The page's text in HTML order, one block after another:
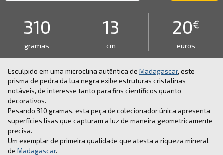
310
gramas
13
cm
20€
euros
Esculpido em uma microclina autêntica de Madagascar, este
prisma de pedra da lua negra exibe estruturas cristalinas
notáveis, de interesse tanto para fins científicos quanto
decorativos.
Pesando 310 gramas, esta peça de colecionador única apresenta
superfícies lisas que capturam a luz de maneira geometricamente
precisa.
Um exemplar de primeira qualidade que atesta a riqueza mineral
de Madagascar.